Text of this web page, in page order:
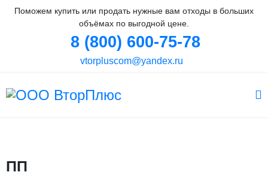
Поможем купить или продать нужные вам отходы в больших
объёмах по выгодной цене.
8 (800) 600-75-78
vtorpluscom@yandex.ru
ПП